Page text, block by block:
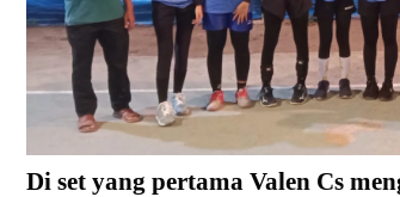
Di set yang pertama Valen Cs